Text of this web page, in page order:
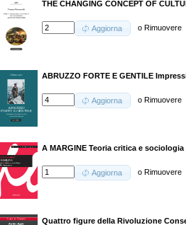
THE CHANGING CONCEPT OF
Aggiorna oRimuovere
ABRUZZO FORTE E GENTILE
Aggiorna oRimuovere
A MARGINE Teoria critica e
Aggiorna oRimuovere
Quattro figure della Rivoluzione